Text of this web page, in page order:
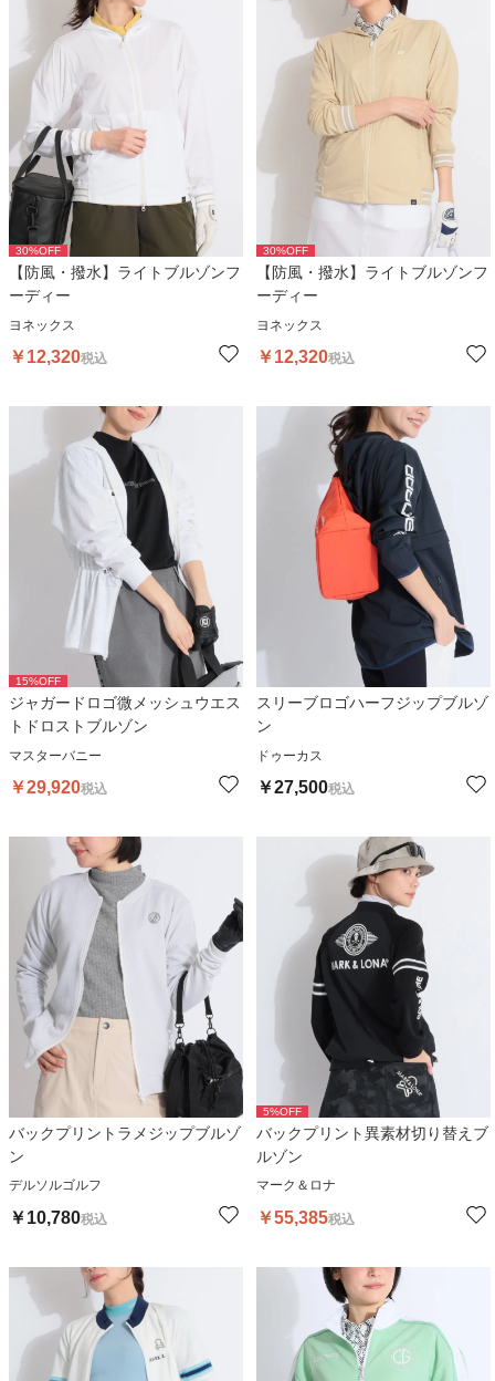
30%OFF
【防風・撥水】ライトブルゾンフ
ーディー
ヨネックス
￥12,320税込
30%OFF
【防風・撥水】ライトブルゾンフ
ーディー
ヨネックス
￥12,320税込
15%OFF
ジャガードロゴ微メッシュウエス
トドロストブルゾン
マスターバニー
￥29,920税込
スリーブロゴハーフジップブルゾ
ン
ドゥーカス
￥27,500税込
バックプリントラメジップブルゾ
ン
デルソルゴルフ
￥10,780税込
5%OFF
バックプリント異素材切り替えブ
ルゾン
マーク＆ロナ
￥55,385税込